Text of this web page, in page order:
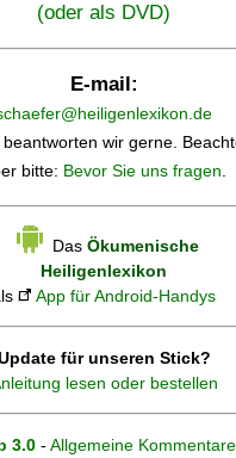
(oder als DVD)
E-mail:
wir gerne.
bitte: Bevor Sie uns fragen.
Das Ökumenische
Heiligenlexikon
App für Android-Handys
für unseren Stick?
lesen oder bestellen
3.0 - Allgemeine Kommentare